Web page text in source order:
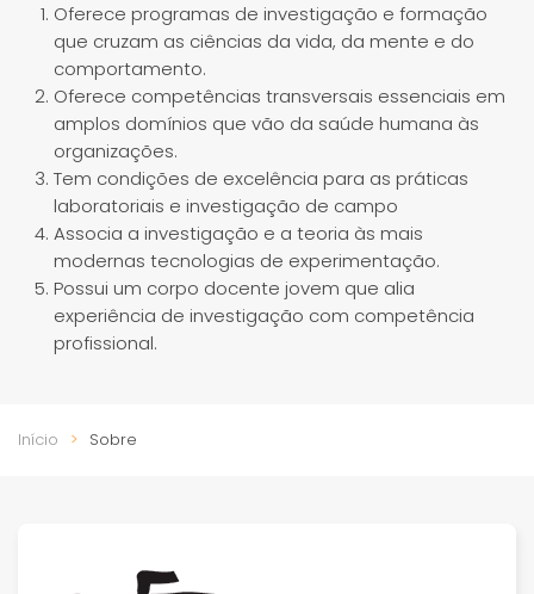
Oferece programas de investigação e formação
que cruzam as ciências da vida, da mente e do
comportamento.
Oferece competências transversais essenciais em
amplos domínios que vão da saúde humana às
organizações.
Tem condições de excelência para as práticas
laboratoriais e investigação de campo
Associa a investigação e a teoria às mais
modernas tecnologias de experimentação.
Possui um corpo docente jovem que alia
experiência de investigação com competência
profissional.
Início Sobre